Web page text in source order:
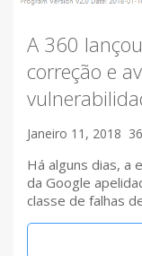
A 360
correção e
Janeiro 11, 2018
Há alguns dias, a
da Google
classe de falhas